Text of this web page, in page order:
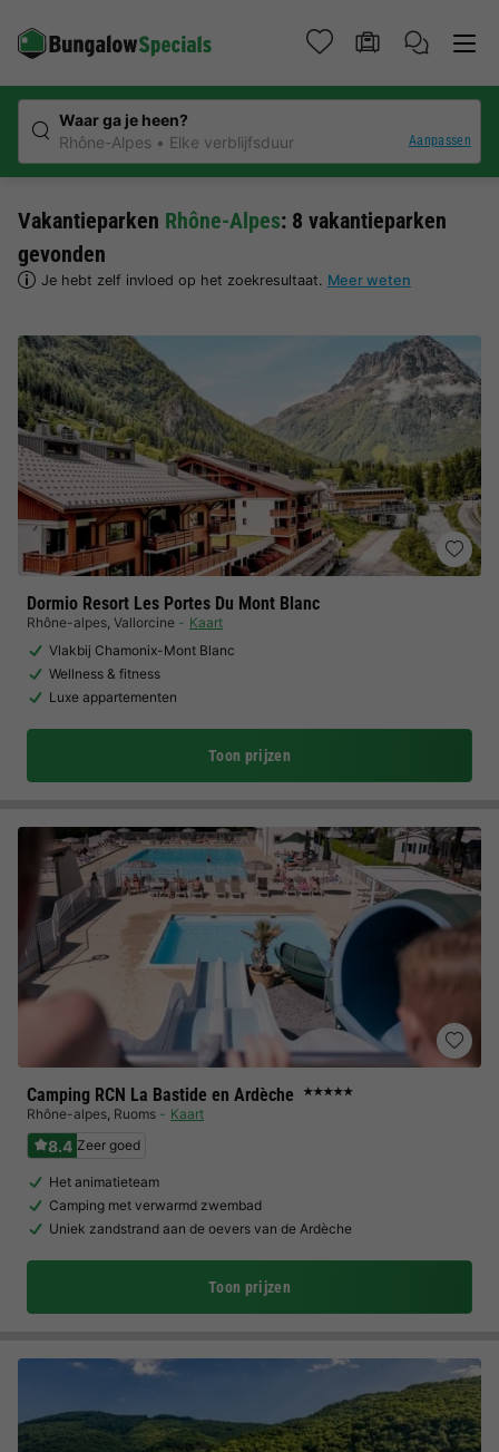
Waar ga je heen?
Rhône-Alpes
Elke verblijfsduur Aanpassen
Vakantieparken Rhône-Alpes: 8 vakantieparken
gevonden
Je hebt zelf invloed op het zoekresultaat. Meer weten
Dormio Resort Les Portes Du Mont Blanc
Rhône-alpes, Vallorcine
Kaart
Vlakbij Chamonix-Mont Blanc
Wellness & fitness
Luxe appartementen
Toon prijzen
Camping RCN La Bastide en Ardèche ★★★★★
Rhône-alpes, Ruoms Kaart
8.4 Zeer goed
Het animatieteam
Camping met verwarmd zwembad
Uniek zandstrand aan de oevers van de Ardèche
Toon prijzen